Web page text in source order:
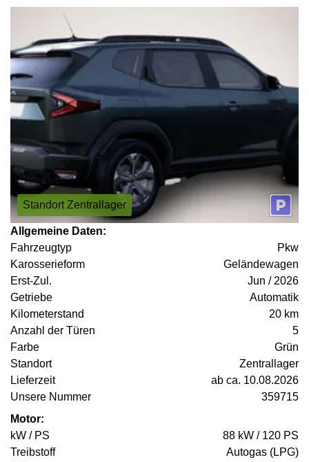
Standort Zentrallager
Allgemeine Daten:
Fahrzeugtyp
Pkw
Karosserieform
Geländewagen
Erst-Zul.
Jun / 2026
Getriebe
Automatik
Kilometerstand
20 km
Anzahl der Türen
5
Farbe
Grün
Standort
Zentrallager
Lieferzeit
ab ca. 10.08.2026
Unsere Nummer
359715
Motor:
kW / PS
88 kW / 120 PS
Treibstoff
Autogas (LPG)